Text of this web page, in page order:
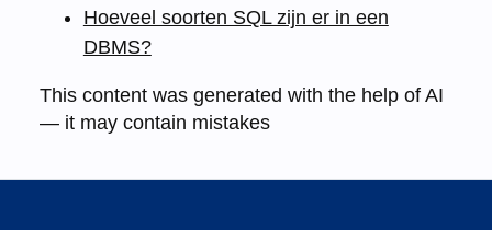
Hoeveel soorten SQL zijn er in een
DBMS?
This content was generated with the help of AI
— it may contain mistakes